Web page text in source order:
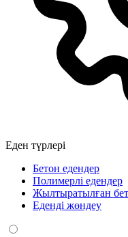
Еден түрлері
Бетон едендер
Полимерлі едендер
Жылтыратылған
Еденді жөндеу